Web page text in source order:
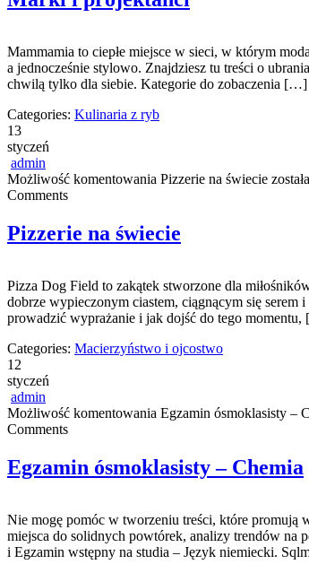
Mammamia to ciepłe miejsce w sieci, w którym
a jednocześnie stylowo. Znajdziesz tu treści o
chwilą tylko dla siebie. Kategorie do zobaczenia […]
Categories: Kulinaria z ryb
13
styczeń
admin
Możliwość komentowania Pizzerie na świecie
Comments
Pizzerie na świecie
Pizza Dog Field to zakątek stworzone dla
dobrze wypieczonym ciastem, ciągnącym się
prowadzić wyprażanie i jak dojść do tego
Categories: Macierzyństwo i ojcostwo
12
styczeń
admin
Możliwość komentowania Egzamin ósmoklasisty –
Comments
Egzamin ósmoklasisty – Chemia
Nie mogę pomóc w tworzeniu treści, które promują
miejsca do solidnych powtórek, analizy trendów na
i Egzamin wstępny na studia – Język niemiecki.